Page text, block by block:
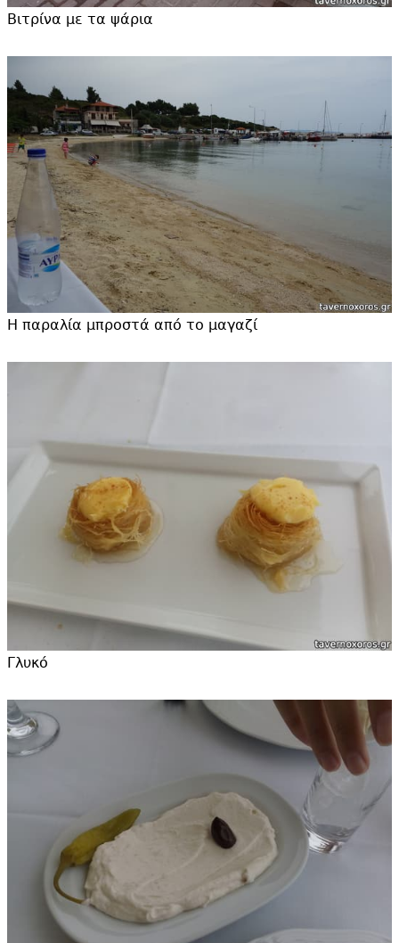
Βιτρίνα με τα ψάρια
Η παραλία μπροστά από το μαγαζί
Γλυκό